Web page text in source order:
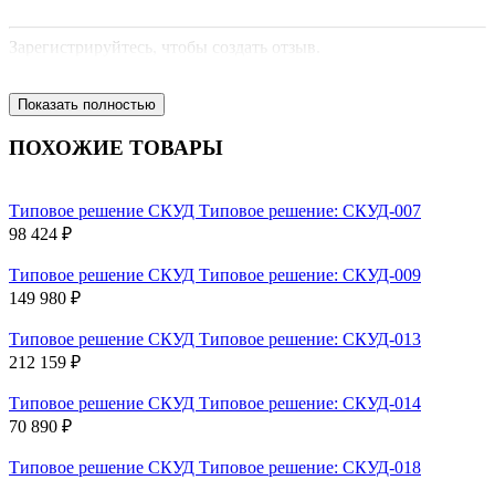
Зарегистрируйтесь, чтобы создать отзыв.
Показать полностью
ПОХОЖИЕ ТОВАРЫ
Типовое решение СКУД Типовое решение: СКУД-007
98 424 ₽
Типовое решение СКУД Типовое решение: СКУД-009
149 980 ₽
Типовое решение СКУД Типовое решение: СКУД-013
212 159 ₽
Типовое решение СКУД Типовое решение: СКУД-014
70 890 ₽
Типовое решение СКУД Типовое решение: СКУД-018